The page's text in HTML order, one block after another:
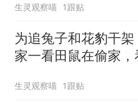
生灵观察喵 1跟贴
为追兔子和花豹干架
家一看田鼠在偷家，
生灵观察喵 1跟贴